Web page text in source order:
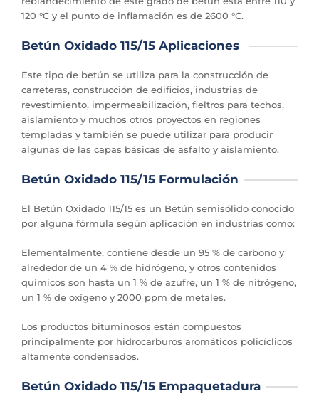
120 °C y el punto de inflamación es de 2600 °C.
Betún Oxidado 115/15 Aplicaciones
Este tipo de betún se utiliza para la construcción de
carreteras, construcción de edificios, industrias de
revestimiento, impermeabilización, fieltros para techos,
aislamiento y muchos otros proyectos en regiones
templadas y también se puede utilizar para producir
algunas de las capas básicas de asfalto y aislamiento.
Betún Oxidado 115/15 Formulación
El Betún Oxidado 115/15 es un Betún semisólido conocido
por alguna fórmula según aplicación en industrias como:
Elementalmente, contiene desde un 95 % de carbono y
alrededor de un 4 % de hidrógeno, y otros contenidos
químicos son hasta un 1 % de azufre, un 1 % de nitrógeno,
un 1 % de oxígeno y 2000 ppm de metales.
Los productos bituminosos están compuestos
principalmente por hidrocarburos aromáticos policíclicos
altamente condensados.
Betún Oxidado 115/15 Empaquetadura